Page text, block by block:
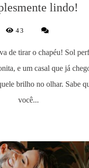
lindo!
43
de tirar o chapéu! Sol
e um casal que já
brilho no olhar. Sabe
você...